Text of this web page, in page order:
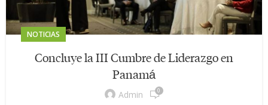
NOTICIAS
Concluye la III Cumbre de Liderazgo en
Panamá
Admin 0